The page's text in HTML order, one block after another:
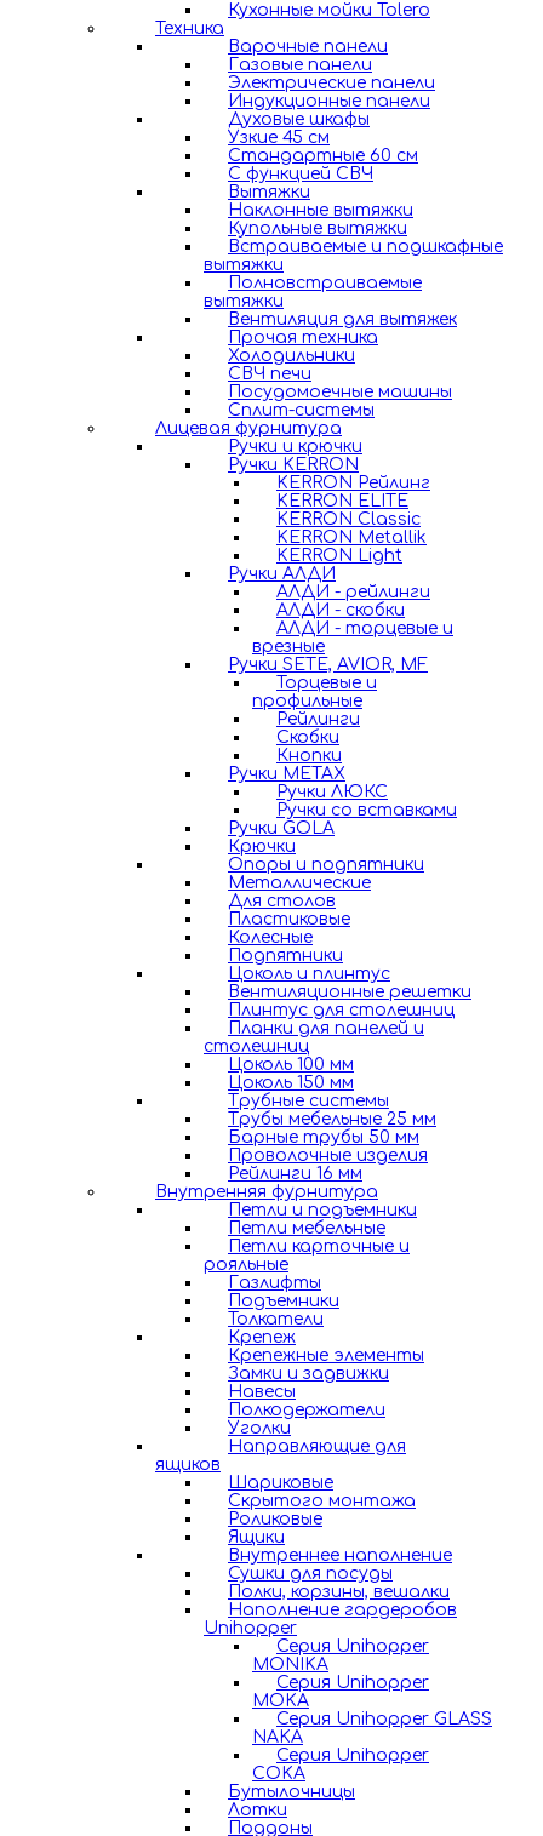
Кухонные мойки Tolero
Техника
Варочные панели
Газовые панели
Электрические панели
Индукционные панели
Духовые шкафы
Узкие 45 см
Стандартные 60 см
С функцией СВЧ
Вытяжки
Наклонные вытяжки
Купольные вытяжки
Встраиваемые и подшкафные
вытяжки
Полновстраиваемые
вытяжки
Вентиляция для вытяжек
Прочая техника
Холодильники
СВЧ печи
Посудомоечные машины
Сплит-системы
Лицевая фурнитура
Ручки и крючки
Ручки KERRON
KERRON Рейлинг
KERRON ELITE
KERRON Classic
KERRON Metallik
KERRON Light
Ручки АЛДИ
АЛДИ - рейлинги
АЛДИ - скобки
АЛДИ - торцевые и
врезные
Ручки SETE, AVIOR, MF
Торцевые и
профильные
Рейлинги
Скобки
Кнопки
Ручки METAX
Ручки ЛЮКС
Ручки со вставками
Ручки GOLA
Крючки
Опоры и подпятники
Металлические
Для столов
Пластиковые
Колесные
Подпятники
Цоколь и плинтус
Вентиляционные решетки
Плинтус для столешниц
Планки для панелей и
столешниц
Цоколь 100 мм
Цоколь 150 мм
Трубные системы
Трубы мебельные 25 мм
Барные трубы 50 мм
Проволочные изделия
Рейлинги 16 мм
Внутренняя фурнитура
Петли и подъемники
Петли мебельные
Петли карточные и
рояльные
Газлифты
Подъемники
Толкатели
Крепеж
Крепежные элементы
Замки и задвижки
Навесы
Полкодержатели
Уголки
Направляющие для
ящиков
Шариковые
Скрытого монтажа
Роликовые
Ящики
Внутреннее наполнение
Сушки для посуды
Полки, корзины, вешалки
Наполнение гардеробов
Unihopper
Серия Unihopper
MONIKA
Серия Unihopper
MOKA
Серия Unihopper GLASS
NAKA
Серия Unihopper
COKA
Бутылочницы
Лотки
Поддоны